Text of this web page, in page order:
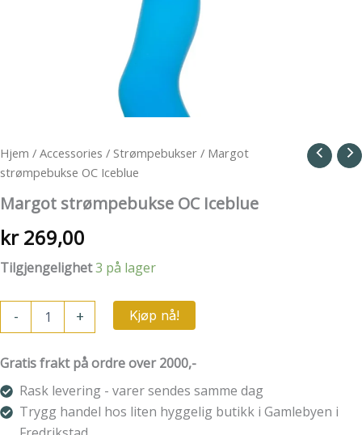
Hjem / Accessories / Strømpebukser / Margot
strømpebukse OC Iceblue
Margot strømpebukse OC Iceblue
kr269,00
Tilgjengelighet3 på lager
-
strømpebukse
Iceblue
antall
+ Kjøp nå!
Gratis frakt på ordre over 2000,-
Rask levering - varer sendes samme dag
Trygg handel hos liten hyggelig butikk i Gamlebyen i